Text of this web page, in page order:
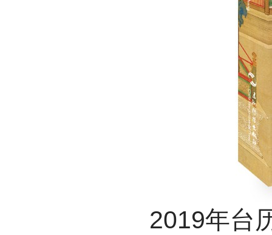
2019年台